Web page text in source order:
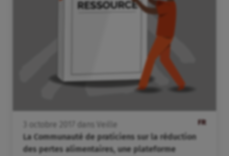
FR
octobre dans
Veille
La Communauté de praticiens sur la réduction
des pertes alimentaires, une plateforme